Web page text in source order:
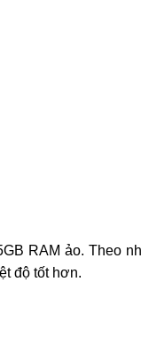
RAM ảo. Theo
độ tốt hơn.